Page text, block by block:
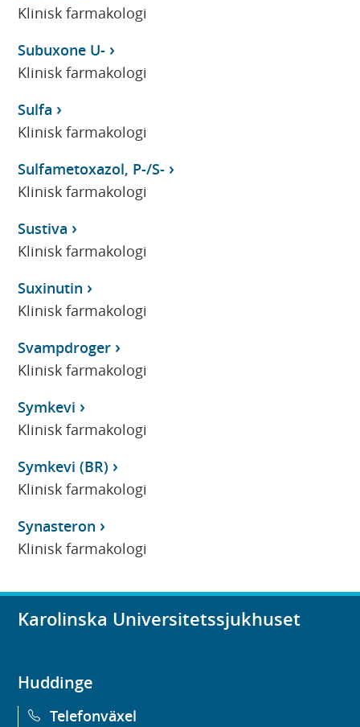
Klinisk farmakologi
Subuxone U-
Klinisk farmakologi
Sulfa
Klinisk farmakologi
Sulfametoxazol, P-/S-
Klinisk farmakologi
Sustiva
Klinisk farmakologi
Suxinutin
Klinisk farmakologi
Svampdroger
Klinisk farmakologi
Symkevi
Klinisk farmakologi
Symkevi (BR)
Klinisk farmakologi
Synasteron
Klinisk farmakologi
Karolinska Universitetssjukhuset
Huddinge
Telefonväxel